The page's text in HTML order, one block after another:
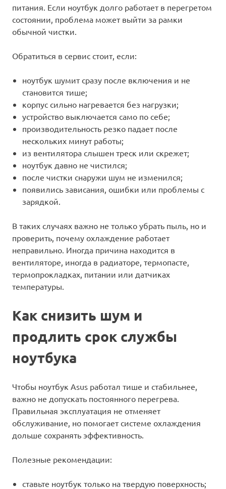
питания. Если ноутбук долго работает в перегретом
состоянии, проблема может выйти за рамки
обычной чистки.
Обратиться в сервис стоит, если:
ноутбук шумит сразу после включения и не
становится тише;
корпус сильно нагревается без нагрузки;
устройство выключается само по себе;
производительность резко падает после
нескольких минут работы;
из вентилятора слышен треск или скрежет;
ноутбук давно не чистился;
после чистки снаружи шум не изменился;
появились зависания, ошибки или проблемы с
зарядкой.
В таких случаях важно не только убрать пыль, но и
проверить, почему охлаждение работает
неправильно. Иногда причина находится в
вентиляторе, иногда в радиаторе, термопасте,
термопрокладках, питании или датчиках
температуры.
Как снизить шум и
продлить срок службы
ноутбука
Чтобы ноутбук Asus работал тише и стабильнее,
важно не допускать постоянного перегрева.
Правильная эксплуатация не отменяет
обслуживание, но помогает системе охлаждения
дольше сохранять эффективность.
Полезные рекомендации:
ставьте ноутбук только на твердую поверхность;